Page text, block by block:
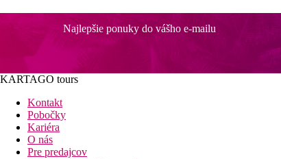
Najlepšie ponuky do vášho e-mailu
KARTAGO tours
Kontakt
Pobočky
Kariéra
O nás
Pre predajcov